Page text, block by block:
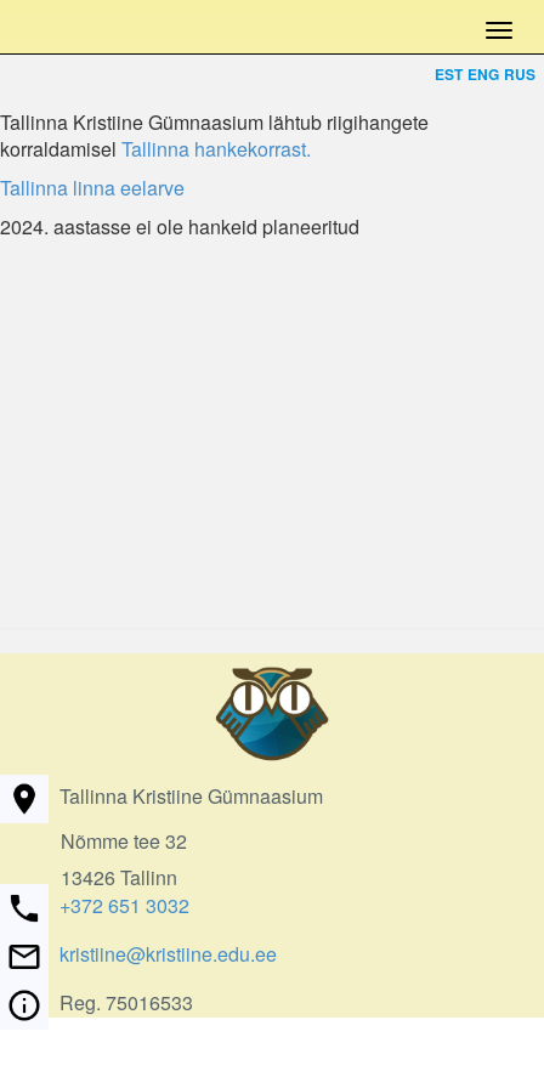
EST ENG RUS
Tallinna Kristiine Gümnaasium lähtub riigihangete
korraldamisel Tallinna hankekorrast.
Tallinna linna eelarve
2024. aastasse ei ole hankeid planeeritud
Tallinna Kristiine Gümnaasium
Nõmme tee 32
13426 Tallinn
+372 651 3032
kristiine@kristiine.edu.ee
Reg. 75016533